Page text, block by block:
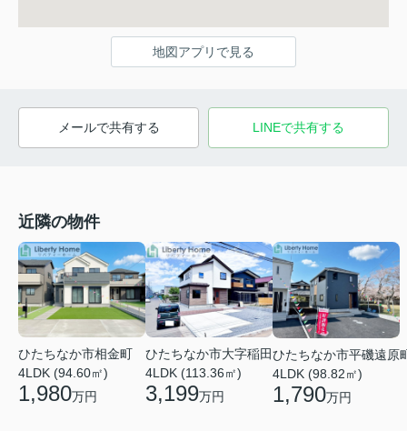
地図アプリで見る
メールで共有する LINEで共有する
近隣の物件
ひたちなか市相金町
4LDK (94.60㎡)
1,980万円
ひたちなか市大字稲田
4LDK (113.36㎡)
3,199万円
ひたちなか市平磯遠原
4LDK (98.82㎡)
1,790万円